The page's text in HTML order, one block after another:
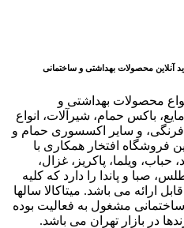
آنلاین محصولات بهداشتی و ساختمانی
محصولات بهداشتی و
باکس حمام، شیرآلات، انواع
فرنگی، و سایر اکسسوری حمام و
فروشگاه افتخار همکاری با
حباب، ویلما، پاکریز، غزال،
صبا و پاندا را دارد که کلیه
ارائه می باشد. میتاکالا سالها
مشغول به فعالیت بوده
در بازار تهران می باشد.